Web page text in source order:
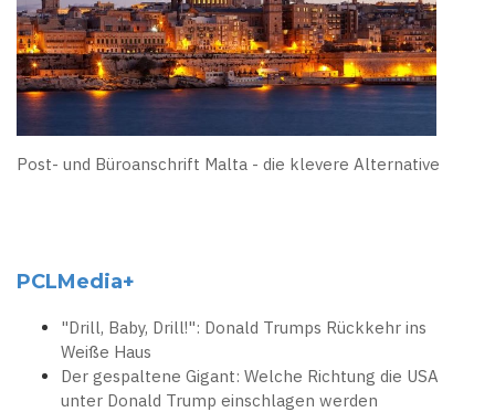
Post- und Büroanschrift Malta - die klevere Alternative
PCLMedia+
"Drill, Baby, Drill!": Donald Trumps Rückkehr ins
Weiße Haus
Der gespaltene Gigant: Welche Richtung die USA
unter Donald Trump einschlagen werden